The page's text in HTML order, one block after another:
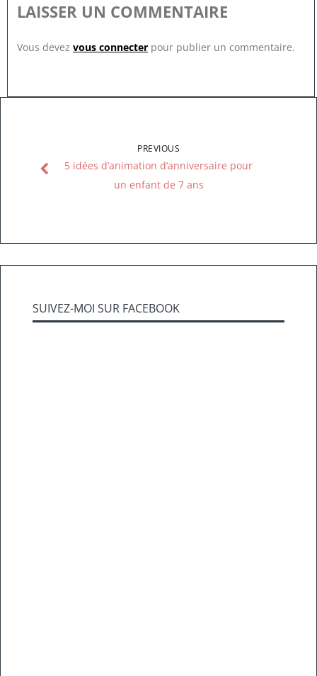
LAISSER UN COMMENTAIRE
Vous devez vous connecterpour publier un commentaire.
PREVIOUS
5 idées d’animation d’anniversaire pour
un enfant de 7 ans
SUIVEZ-MOI SUR FACEBOOK